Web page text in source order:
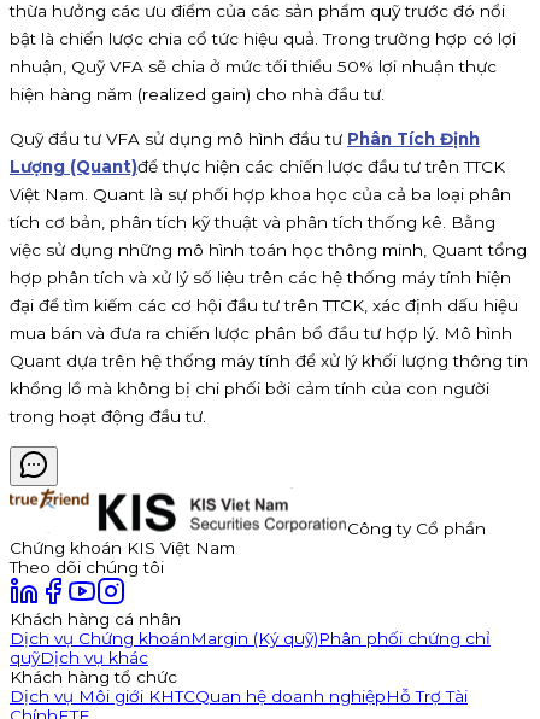
thừa hưởng các ưu điểm của các sản phẩm quỹ trước đó nổi
bật là chiến lược chia cổ tức hiệu quả. Trong trường hợp có lợi
nhuận, Quỹ VFA sẽ chia ở mức tối thiểu 50% lợi nhuận thực
hiện hàng năm (realized gain) cho nhà đầu tư.
Quỹ đầu tư VFA sử dụng mô hình đầu tư Phân Tích Định
Lượng (Quant)để thực hiện các chiến lược đầu tư trên TTCK
Việt Nam. Quant là sự phối hợp khoa học của cả ba loại phân
tích cơ bản, phân tích kỹ thuật và phân tích thống kê. Bằng
việc sử dụng những mô hình toán học thông minh, Quant tổng
hợp phân tích và xử lý số liệu trên các hệ thống máy tính hiện
đại để tìm kiếm các cơ hội đầu tư trên TTCK, xác định dấu hiệu
mua bán và đưa ra chiến lược phân bổ đầu tư hợp lý. Mô hình
Quant dựa trên hệ thống máy tính để xử lý khối lượng thông tin
khổng lồ mà không bị chi phối bởi cảm tính của con người
trong hoạt động đầu tư.
Công ty Cổ phần
Chứng khoán KIS Việt Nam
Theo dõi chúng tôi
Khách hàng cá nhân
Dịch vụ Chứng khoánMargin (Ký quỹ)Phân phối chứng chỉ
quỹDịch vụ khác
Khách hàng tổ chức
Dịch vụ Môi giới KHTCQuan hệ doanh nghiệpHỗ Trợ Tài